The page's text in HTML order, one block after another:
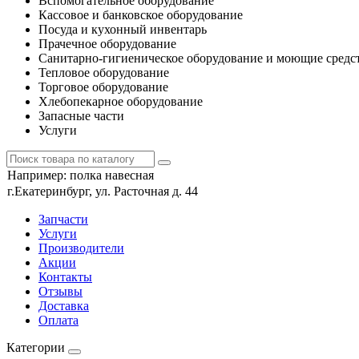
Кассовое и банковское оборудование
Посуда и кухонный инвентарь
Прачечное оборудование
Санитарно-гигиеническое оборудование и моющие
Тепловое оборудование
Торговое оборудование
Хлебопекарное оборудование
Запасные части
Услуги
Например: полка навесная
г.Екатеринбург, ул. Расточная д. 44
Запчасти
Услуги
Производители
Акции
Контакты
Отзывы
Доставка
Оплата
Категории